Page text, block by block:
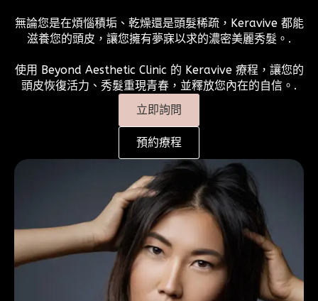
無論您是在煩惱積垢、乾燥還是頭髮稀疏，Keravive 都能
滋養您的頭皮，讓您擁有夢寐以求的濃密美麗秀髮。.
使用 Beyond Aesthetic Clinic 的 Keravive 療程，讓您的
頭皮恢復活力、秀髮重現青春，並釋放您內在的自信。.
立即詢問
預約療程